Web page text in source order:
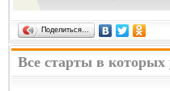
Поделиться…
Все старты в которых